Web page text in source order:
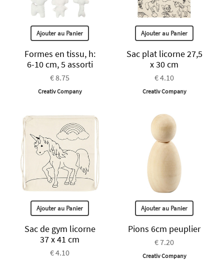
Ajouter au Panier
Formes en tissu, h:
6-10 cm, 5 assorti
€ 8.75
Creativ Company
Ajouter au Panier
Sac plat licorne 27,5
x 30 cm
€ 4.10
Creativ Company
Ajouter au Panier
Sac de gym licorne
37 x 41 cm
€ 4.10
Ajouter au Panier
Pions 6cm peuplier
€ 7.20
Creativ Company